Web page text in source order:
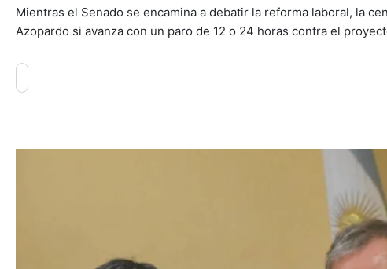
Mientras el Senado se encamina a debatir la reforma laboral, la
Azopardo si avanza con un paro de 12 o 24 horas contra el